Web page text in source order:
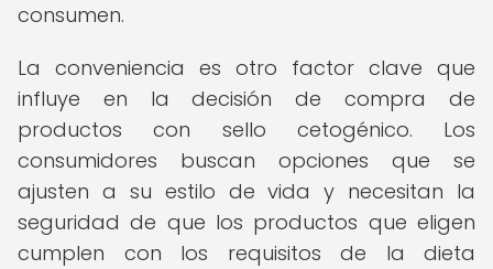
consumen.
La conveniencia es otro factor clave que
influye en la decisión de compra de
productos con sello cetogénico. Los
consumidores buscan opciones que se
ajusten a su estilo de vida y necesitan la
seguridad de que los productos que eligen
cumplen con los requisitos de la dieta